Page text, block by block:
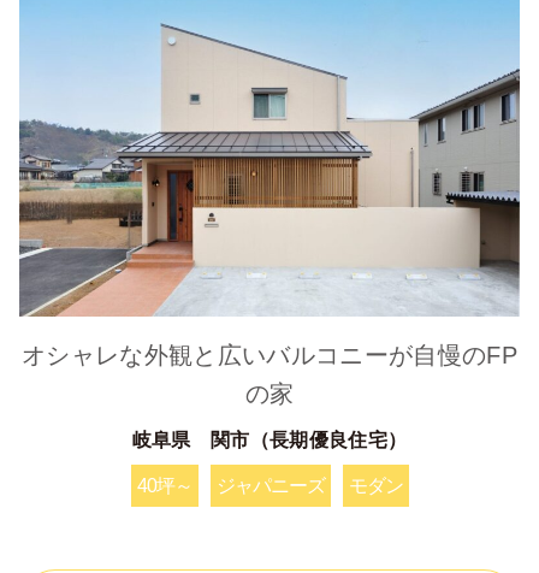
オシャレな外観と広いバルコニーが自慢のFP
の家
岐阜県 関市（長期優良住宅）
40坪～ ジャパニーズ モダン